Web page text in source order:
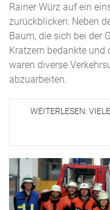
Rainer Würz auf ein
zurückblicken: Neben
Baum, die sich bei der
Kratzern bedankte und
waren diverse
abzuarbeiten.
WEITERLESEN: